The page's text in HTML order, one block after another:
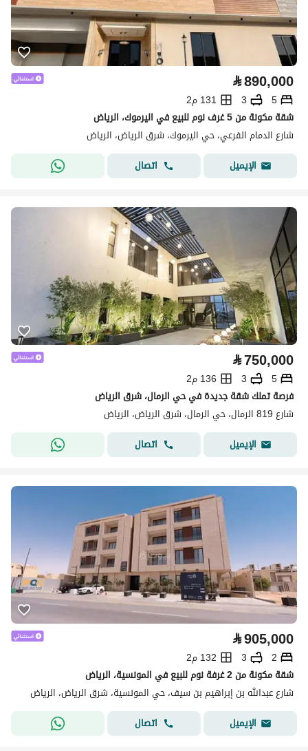
⃁890,000
5
3
131 م2
شقة مكونة من 5 غرف نوم للبيع في اليرموك، الرياض
شارع الدمام الفرعي، حي اليرموك، شرق الرياض، الرياض
الإيميل
اتصال
⃁750,000
5
3
136 م2
فرصة تملك شقة جديدة في حي الرمال، شرق الرياض
شارع 819 الرمال، حي الرمال، شرق الرياض، الرياض
الإيميل
اتصال
⃁905,000
2
3
132 م2
شقة مكونة من 2 غرفة نوم للبيع في المونسية، الرياض
شارع عبدالله بن إبراهيم بن سيف، حي المونسية، شرق الرياض، الرياض
الإيميل
اتصال